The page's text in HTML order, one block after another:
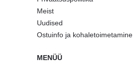
Meist
Uudised
Ostuinfo ja kohaletoimetamine
MENÜÜ